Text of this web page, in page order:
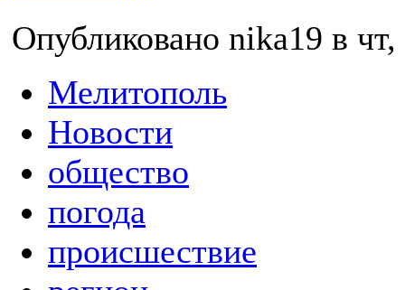
Опубликовано nika19 в
Мелитополь
Новости
общество
погода
происшествие